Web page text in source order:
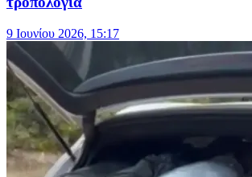
9 Ιουνίου 2026, 15:17